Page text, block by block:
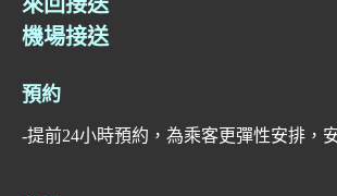
機場接送
預約
-提前24小時預約，為乘客更彈性安排，